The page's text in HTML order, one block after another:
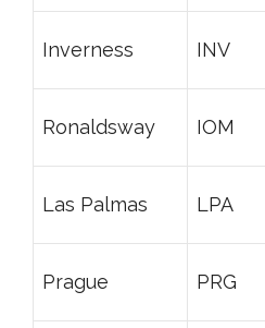
Inverness INV
Ronaldsway IOM
Las Palmas LPA
Prague PRG